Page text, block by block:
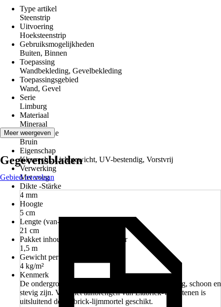
Type artikel
Steenstrip
Uitvoering
Hoeksteenstrip
Gebruiksmogelijkheden
Buiten, Binnen
Toepassing
Wandbekleding, Gevelbekleding
Toepassingsgebied
Wand, Gevel
Serie
Limburg
Materiaal
Mineraal
Kleurfamilie
Bruin
Eigenschap
Kleurecht, Lichtgewicht, UV-bestendig, Vorstvrij
Verwerking
Met voeg
Dikte -Stärke
4 mm
Hoogte
5 cm
Lengte (van-tot)
21 cm
Pakket inhoud in strekkende meter
1,5 m
Gewicht per oppervlakte eenheid
4 kg/m²
Kenmerk
De ondergrond moet draagkrachtig, permanent droog, schoon en
stevig zijn. Voor het aanbrengen van Elabrick-voegstenen is
uitsluitend de Elabrick-lijmmortel geschikt.
Meer weergeven
Gegevensbladen
Gebied overslaan